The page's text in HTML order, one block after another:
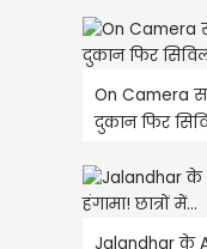
On Camera
दुकान फिर
Jalandhar के